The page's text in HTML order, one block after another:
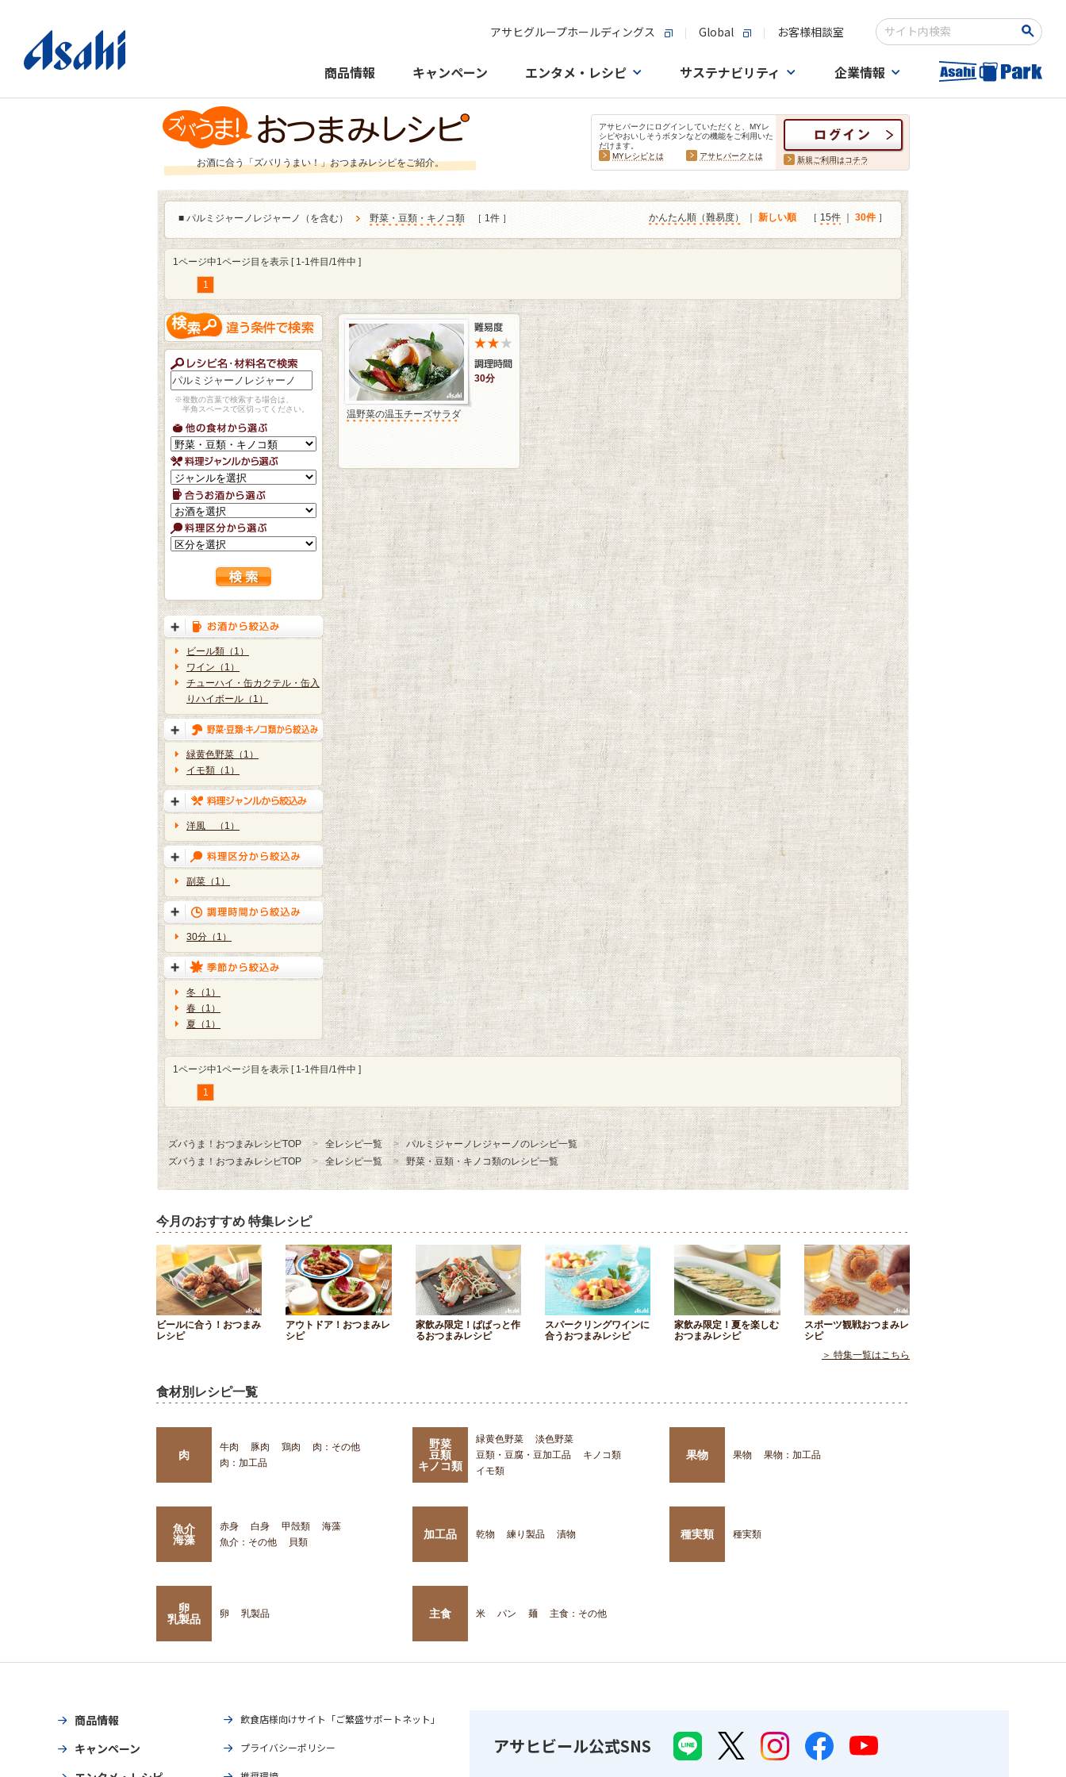
アサヒグループホールディングス Global お客様相談室
検索キーワード入力
商品情報 キャンペーン エンタメ・レシピ サステナビリティ 企業情報
お酒に合う「ズバリうまい！」おつまみレシピをご紹介。
アサヒパークにログインしていただくと、MYレ
シピやおいしそうボタンなどの機能をご利用いた
だけます。
MYレシピとは
アサヒパークとは 新規ご利用はコチラ
■ パルミジャーノレジャーノ（を含む） 野菜・豆類・キノコ類 ［ 1件 ］ かんたん順（難易度） 新しい順 ［ 15件 30件 ］
1ページ中1ページ目を表示 [ 1-1件目/1件中 ]
1
※複数の言葉で検索する場合は、
半角スペースで区切ってください。
ビール類（1）
ワイン（1）
チューハイ・缶カクテル・缶入
りハイボール（1）
緑黄色野菜（1）
イモ類（1）
洋風 （1）
副菜（1）
30分（1）
冬（1）
春（1）
夏（1）
30分
温野菜の温玉チーズサラダ
1ページ中1ページ目を表示 [ 1-1件目/1件中 ]
1
ズバうま！おつまみレシピTOP 全レシピ一覧
パルミジャーノレジャーノのレシピ一覧
ズバうま！おつまみレシピTOP
全レシピ一覧 野菜・豆類・キノコ類のレシピ一覧
今月のおすすめ 特集レシピ
ビールに合う！おつまみ
レシピ
アウトドア！おつまみレ
シピ
家飲み限定！ぱぱっと作
るおつまみレシピ
スパークリングワインに
合うおつまみレシピ
家飲み限定！夏を楽しむ
おつまみレシピ
スポーツ観戦おつまみレ
シピ
＞ 特集一覧はこちら
食材別レシピ一覧
肉
牛肉 豚肉 鶏肉
肉：その他
肉：加工品
野菜
豆類
キノコ類
緑黄色野菜
淡色野菜
豆類・豆腐・豆加工品
キノコ類
イモ類
果物 果物 果物：加工品
魚介
海藻
赤身 白身 甲殻類
海藻
魚介：その他
貝類
加工品 乾物 練り製品 漬物 種実類 種実類
卵
乳製品
卵 乳製品 主食 米 パン 麺 主食：その他
商品情報
キャンペーン
飲食店様向けサイト「ご繁盛サポートネット」
プライバシーポリシー アサヒビール公式SNS